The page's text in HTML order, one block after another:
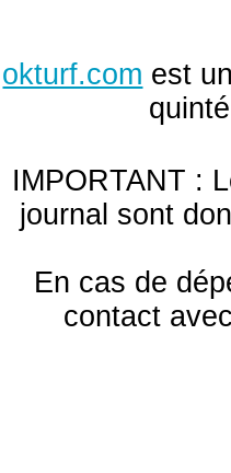
okturf.com est
IMPORTANT :
journal sont
En cas de
contact